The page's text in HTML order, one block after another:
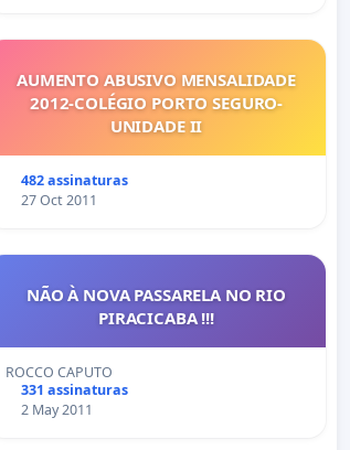
AUMENTO ABUSIVO MENSALIDADE
2012-COLÉGIO PORTO SEGURO-
UNIDADE II
482 assinaturas
27 Oct 2011
NÃO À NOVA PASSARELA NO RIO
PIRACICABA !!!
ROCCO CAPUTO
331 assinaturas
2 May 2011